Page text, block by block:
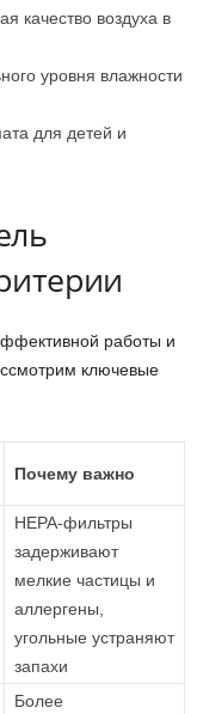
качество воздуха в
уровня влажности
для детей и
работы и
ключевые
Почему важно
HEPA-фильтры
задерживают
мелкие частицы и
аллергены,
угольные устраняют
запахи
Более